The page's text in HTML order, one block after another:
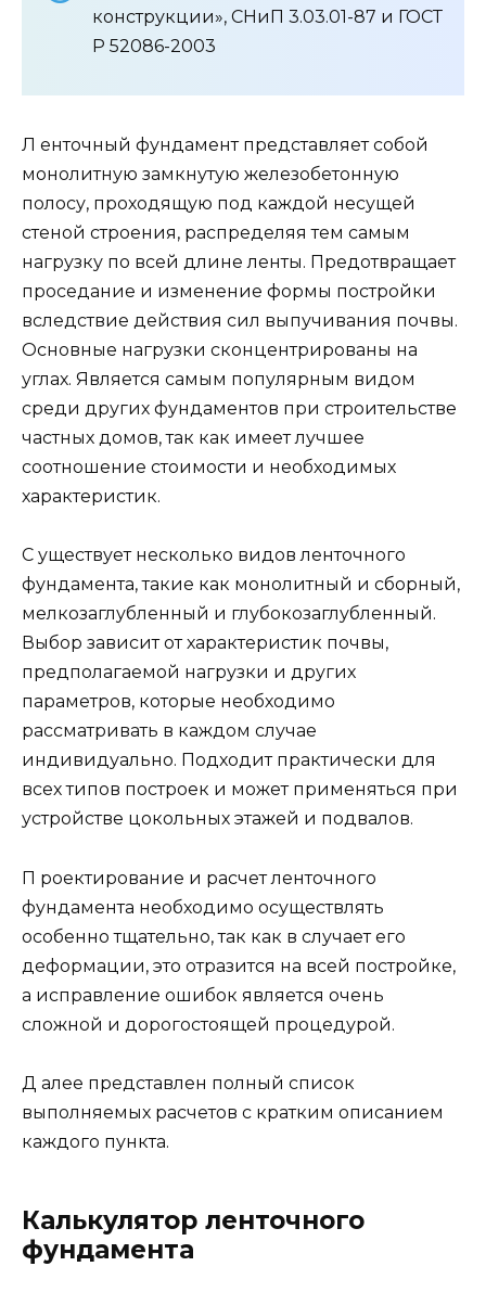
конструкции», СНиП 3.03.01-87 и ГОСТ
Р 52086-2003
Л енточный фундамент представляет собой
монолитную замкнутую железобетонную
полосу, проходящую под каждой несущей
стеной строения, распределяя тем самым
нагрузку по всей длине ленты. Предотвращает
проседание и изменение формы постройки
вследствие действия сил выпучивания почвы.
Основные нагрузки сконцентрированы на
углах. Является самым популярным видом
среди других фундаментов при строительстве
частных домов, так как имеет лучшее
соотношение стоимости и необходимых
характеристик.
С уществует несколько видов ленточного
фундамента, такие как монолитный и сборный,
мелкозаглубленный и глубокозаглубленный.
Выбор зависит от характеристик почвы,
предполагаемой нагрузки и других
параметров, которые необходимо
рассматривать в каждом случае
индивидуально. Подходит практически для
всех типов построек и может применяться при
устройстве цокольных этажей и подвалов.
П роектирование и расчет ленточного
фундамента необходимо осуществлять
особенно тщательно, так как в случает его
деформации, это отразится на всей постройке,
а исправление ошибок является очень
сложной и дорогостоящей процедурой.
Д алее представлен полный список
выполняемых расчетов с кратким описанием
каждого пункта.
Калькулятор ленточного
фундамента